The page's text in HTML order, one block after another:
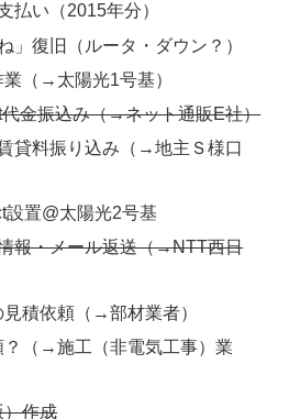
払い（2015年分）
」復旧（ルータ・ダウン？）
（→太陽光1号基）
金振込み（→ネット通販E社）
貸料振り込み（→地主Ｓ様口
置@太陽光2号基
報・メール返送（→NTT西日
積依頼（→部材業者）
？（→施工（非電気工事）業
）作成